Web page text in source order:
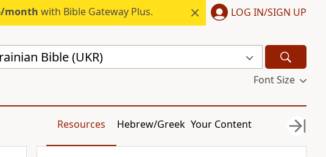
month with Bible Gateway Plus. LOG IN/SIGN UP
Bible (UKR)
Font Size
Resources Hebrew/Greek Your Content